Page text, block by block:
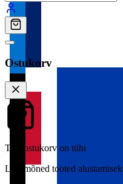
Ostukorv
Teie ostukorv on tühi
Lisa mõned tooted